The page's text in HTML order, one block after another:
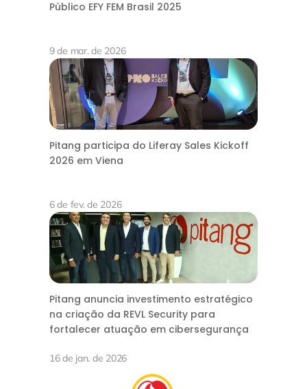
Público EFY FEM Brasil 2025
9 de mar. de 2026
Pitang participa do Liferay Sales Kickoff
2026 em Viena
6 de fev. de 2026
Pitang anuncia investimento estratégico
na criação da REVL Security para
fortalecer atuação em cibersegurança
16 de jan. de 2026